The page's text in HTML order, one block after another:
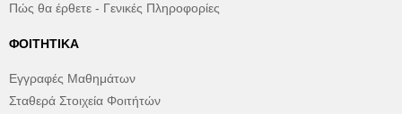
Πώς θα έρθετε - Γενικές Πληροφορίες
ΦΟΙΤΗΤΙΚΆ
Εγγραφές Μαθημάτων
Σταθερά Στοιχεία Φοιτήτών